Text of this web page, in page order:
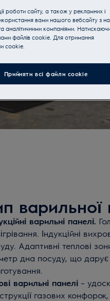
варильної
варильні панелі.
Індукційні
Адаптивні теплові
дна посуду, що
варильні панелі –
газових
роботи сайту, а також у рекламних і
вами нашого вебсайту з
аналітичними компаніями.
файлів cookie. Для отримання
cookie.
Прийняти всі файли сookie